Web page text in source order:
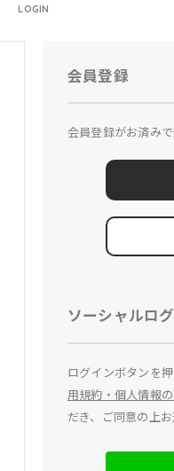
LOGIN
会員登録
会員登録がお済み
ソーシャルロ
ログインボタンを
用規約・個人情報
だき、ご同意の上お